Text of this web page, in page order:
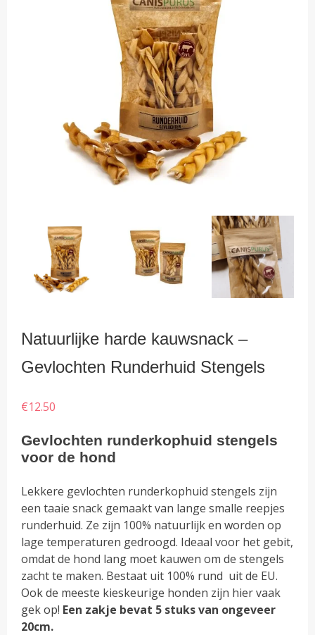
Natuurlijke harde kauwsnack –
Gevlochten Runderhuid Stengels
€12.50
Gevlochten runderkophuid stengels
voor de hond
Lekkere gevlochten runderkophuid stengels zijn
een taaie snack gemaakt van lange smalle reepjes
runderhuid. Ze zijn 100% natuurlijk en worden op
lage temperaturen gedroogd. Ideaal voor het gebit,
omdat de hond lang moet kauwen om de stengels
zacht te maken. Bestaat uit 100% rund uit de EU.
Ook de meeste kieskeurige honden zijn hier vaak
gek op! Een zakje bevat 5 stuks van ongeveer
20cm.